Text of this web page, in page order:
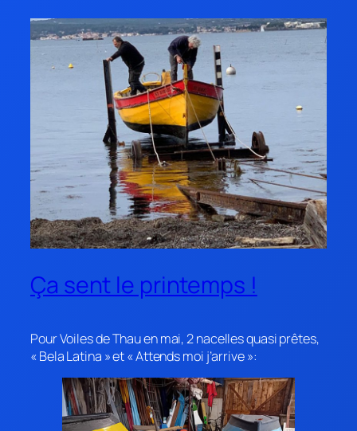
Ça sent le printemps !
Pour Voiles de Thau en mai, 2 nacelles quasi prêtes,
« Bela Latina » et « Attends moi j’arrive »: